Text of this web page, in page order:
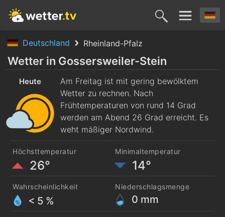
Deutschland Rheinland-Pfalz
Heute
7. Aug.
Morgen
8. Aug.
Sonntag
9. Aug.
Montag
10. Aug.
Wetter in Gossersweiler-Stein
Heute
Am Freitag ist mit gering bewölktem
Wetter zu rechnen. Nach
Frühtemperaturen von rund 14 Grad
werden am Abend 26 Grad erreicht. Es
weht mäßiger Nordwind.
Höchsttemperatur
26°
Minimaltemperatur
14°
Wahrscheinlichkeit
< 5 %
Niederschlagsmenge
0 mm